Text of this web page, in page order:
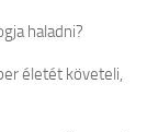
haladni?
életét követeli,